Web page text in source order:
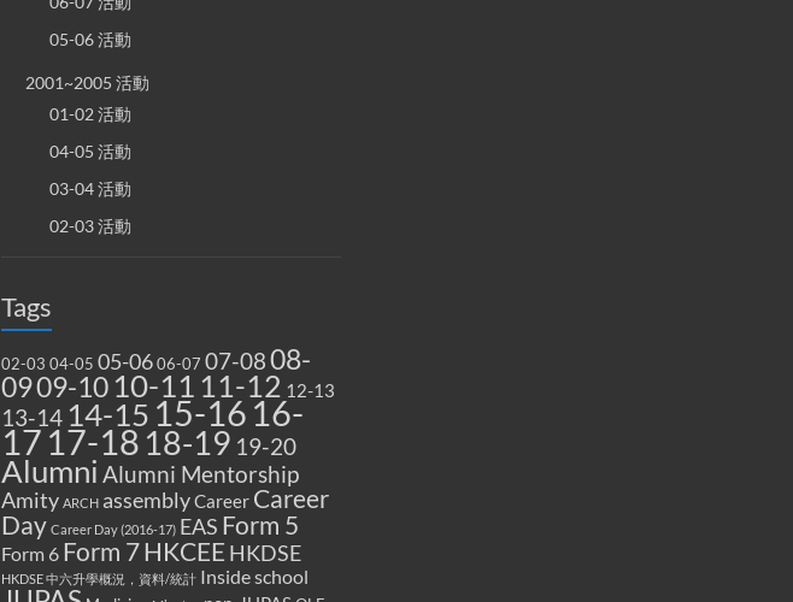
05-06 活動
2001~2005 活動
01-02 活動
04-05 活動
03-04 活動
02-03 活動
Tags
02-03 04-05 05-0606-07 07-0808-
0909-10 10-11 11-12 12-13
13-14 14-15 15-16 16-
17 17-18 18-19 19-20
Alumni Alumni Mentorship
Amity ARCH assemblyCareer Career
Day Career Day (2016-17) EAS Form 5
Form 6 Form 7HKCEE HKDSE
HKDSE 中六升學概況，資料/統計 Inside school